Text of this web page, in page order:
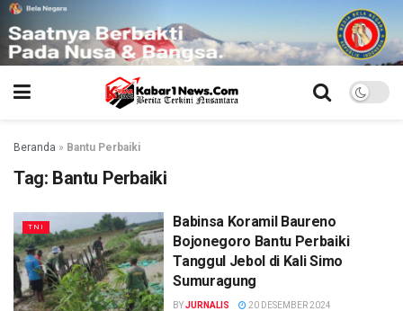
Beranda » Bantu Perbaiki
Tag: Bantu Perbaiki
TNI
Babinsa Koramil Baureno
Bojonegoro Bantu Perbaiki
Tanggul Jebol di Kali Simo
Sumuragung
BYJURNALIS 20 DESEMBER 2024